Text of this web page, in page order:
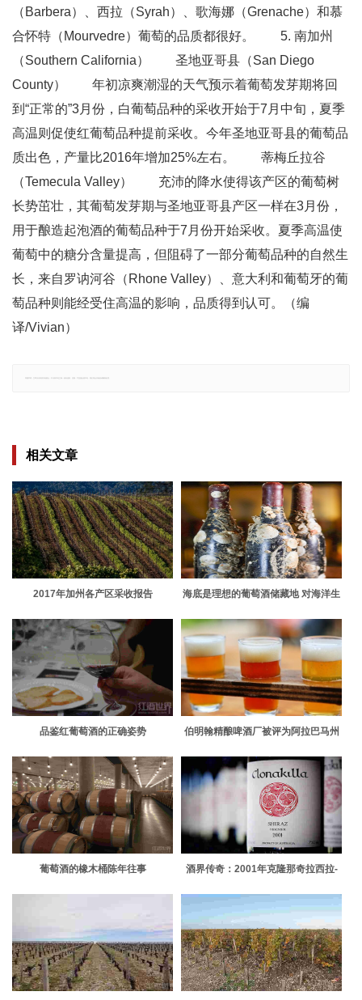
（Barbera）、西拉（Syrah）、歌海娜（Grenache）和慕
合怀特（Mourvedre）葡萄的品质都很好。 5. 南加州
（Southern California） 圣地亚哥县（San Diego
County） 年初凉爽潮湿的天气预示着葡萄发芽期将回
到“正常的”3月份，白葡萄品种的采收开始于7月中旬，夏季
高温则促使红葡萄品种提前采收。今年圣地亚哥县的葡萄品
质出色，产量比2016年增加25%左右。 蒂梅丘拉谷
（Temecula Valley） 充沛的降水使得该产区的葡萄树
长势茁壮，其葡萄发芽期与圣地亚哥县产区一样在3月份，
用于酿造起泡酒的葡萄品种于7月份开始采收。夏季高温使
葡萄中的糖分含量提高，但阻碍了一部分葡萄品种的自然生
长，来自罗讷河谷（Rhone Valley）、意大利和葡萄牙的葡
萄品种则能经受住高温的影响，品质得到认可。（编
译/Vivian）
相关文章
2017年加州各产区采收报告
海底是理想的葡萄酒储藏地 对海洋生
品鉴红葡萄酒的正确姿势
伯明翰精酿啤酒厂被评为阿拉巴马州
葡萄酒的橡木桶陈年往事
酒界传奇：2001年克隆那奇拉西拉-